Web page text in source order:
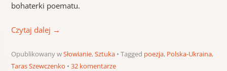
bohaterki poematu.
Czytaj dalej →
Opublikowany wSłowianie,Sztuka Tagged poezja, Polska-Ukraina,
Taras Szewczenko
32 komentarze